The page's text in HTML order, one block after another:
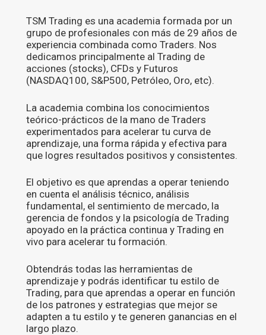
TSM Trading es una academia formada por un
grupo de profesionales con más de 29 años de
experiencia combinada como Traders. Nos
dedicamos principalmente al Trading de
acciones (stocks), CFDs y Futuros
(NASDAQ100, S&P500, Petróleo, Oro, etc).
La academia combina los conocimientos
teórico-prácticos de la mano de Traders
experimentados para acelerar tu curva de
aprendizaje, una forma rápida y efectiva para
que logres resultados positivos y consistentes.
El objetivo es que aprendas a operar teniendo
en cuenta el análisis técnico, análisis
fundamental, el sentimiento de mercado, la
gerencia de fondos y la psicología de Trading
apoyado en la práctica continua y Trading en
vivo para acelerar tu formación.
Obtendrás todas las herramientas de
aprendizaje y podrás identificar tu estilo de
Trading, para que aprendas a operar en función
de los patrones y estrategias que mejor se
adapten a tu estilo y te generen ganancias en el
largo plazo.